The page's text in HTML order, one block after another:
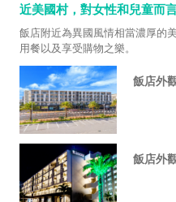
近美國村，對女性和兒童而
飯店附近為異國風情相當濃厚的
用餐以及享受購物之樂。
飯店外
飯店外